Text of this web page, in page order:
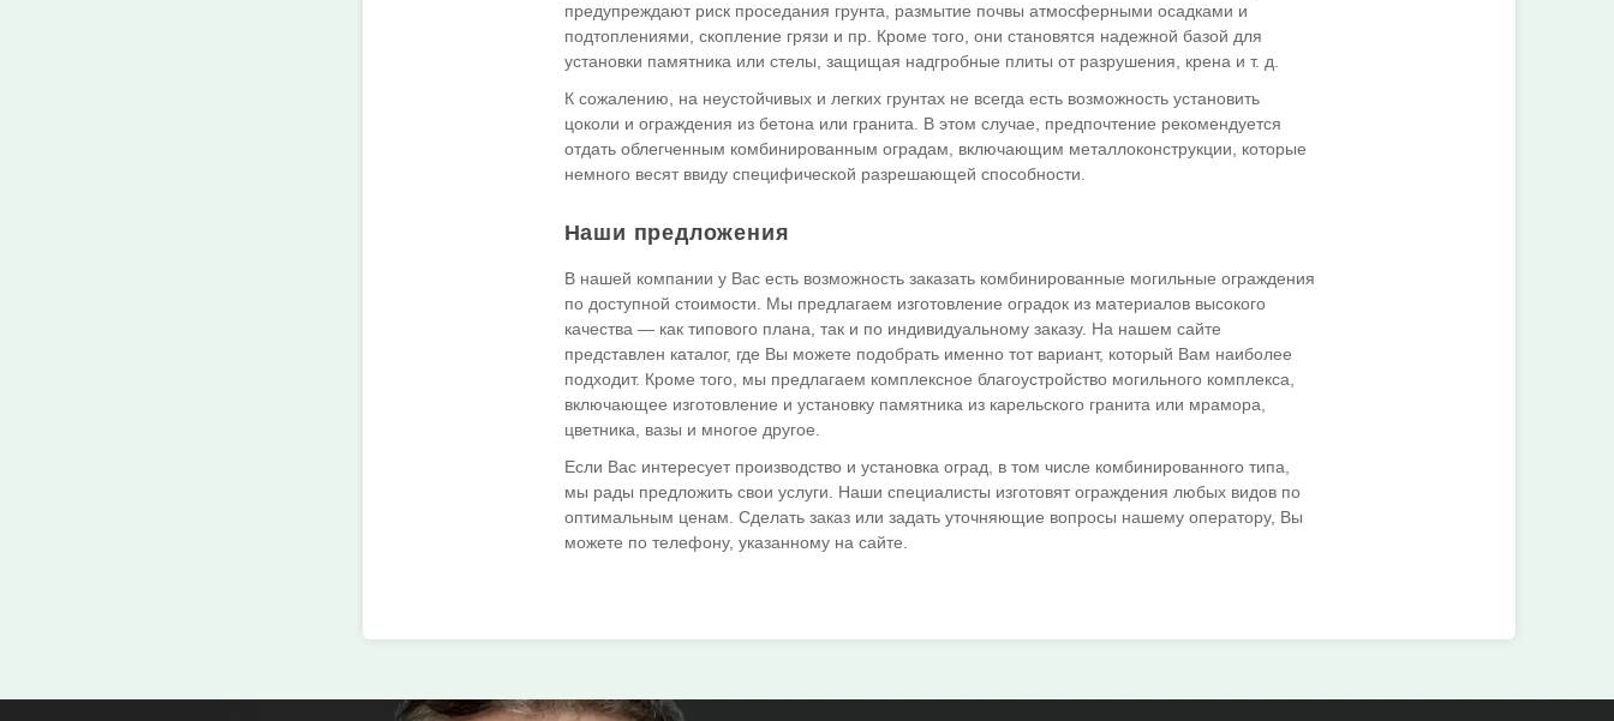
предупреждают риск проседания грунта, размытие почвы атмосферными осадками и
подтоплениями, скопление грязи и пр. Кроме того, они становятся надежной базой для
установки памятника или стелы, защищая надгробные плиты от разрушения, крена и т. д.
К сожалению, на неустойчивых и легких грунтах не всегда есть возможность установить
цоколи и ограждения из бетона или гранита. В этом случае, предпочтение рекомендуется
отдать облегченным комбинированным оградам, включающим металлоконструкции, которые
немного весят ввиду специфической разрешающей способности.
Наши предложения
В нашей компании у Вас есть возможность заказать комбинированные могильные ограждения
по доступной стоимости. Мы предлагаем изготовление оградок из материалов высокого
качества — как типового плана, так и по индивидуальному заказу. На нашем сайте
представлен каталог, где Вы можете подобрать именно тот вариант, который Вам наиболее
подходит. Кроме того, мы предлагаем комплексное благоустройство могильного комплекса,
включающее изготовление и установку памятника из карельского гранита или мрамора,
цветника, вазы и многое другое.
Если Вас интересует производство и установка оград, в том числе комбинированного типа,
мы рады предложить свои услуги. Наши специалисты изготовят ограждения любых видов по
оптимальным ценам. Сделать заказ или задать уточняющие вопросы нашему оператору, Вы
можете по телефону, указанному на сайте.